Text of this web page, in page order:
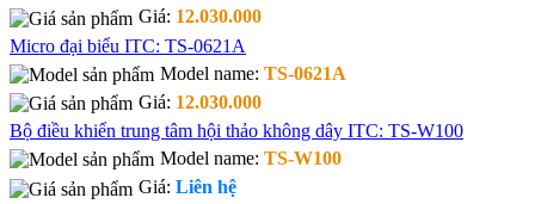
Giá: 12.030.000
Micro đại biểu ITC: TS-0621A
Model name: TS-0621A
Giá: 12.030.000
Bộ điều khiển trung tâm hội thảo không dây ITC: TS-W100
Model name: TS-W100
Giá: Liên hệ